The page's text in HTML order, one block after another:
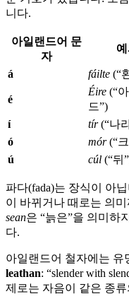
니다.
아일랜드어 문
자
예
á fáilte (“
é
Éire (“
드”)
í
tír(“나
ó
mór(“
ú
cúl (“뒤
파다(fada)는 장식이 아
이 바뀌거나 때로는 의
sean은 “늙은”을 의미하
다.
아일랜드어 철자에는 유
leathan: “slender with
제로는 자음이 같은 종